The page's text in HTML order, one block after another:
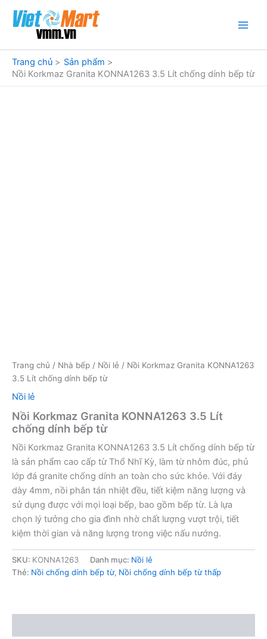
dung
Trang chủ
Sản phẩm
Nồi Korkmaz Granita KONNA1263 3.5 Lít chống dính bếp từ
Trang chủ / Nhà bếp / Nồi lẻ / Nồi Korkmaz Granita KONNA1263
3.5 Lít chống dính bếp từ
Nồi lẻ
Nồi Korkmaz Granita KONNA1263 3.5 Lít
chống dính bếp từ
Nồi Korkmaz Granita KONNA1263 3.5 Lít chống dính bếp từ
là sản phẩm cao cấp từ Thổ Nhĩ Kỳ, làm từ nhôm đúc, phủ
lớp đá granite chống dính an toàn cho sức khỏe. Với đáy
dày 4mm, nồi phân tán nhiệt đều, tiết kiệm năng lượng và
sử dụng được với mọi loại bếp, bao gồm bếp từ. Là lựa
chọn lý tưởng cho gia đình nhờ chất lượng vượt trội, tiết
kiệm thời gian và năng lượng trong việc nấu nướng.
SKU: KONNA1263 Danh mục: Nồi lẻ
Thẻ: Nồi chống dính bếp từ, Nồi chống dính bếp từ thấp